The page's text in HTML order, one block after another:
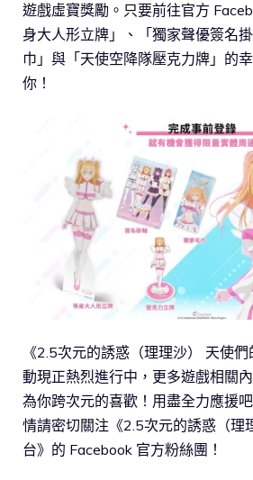
遊戲虛寶獎勵。只要前往官方
身大人形立牌」、「獨家聲優簽名
巾」與「天使空降隊壓克力牌」的
你！
《2.5次元的誘惑（理理沙） 天使
動現正熱烈進行中，更多遊戲相關
為你跨次元的喜歡！用盡全力應援
情請密切關注《2.5次元的誘惑（理
台》的 Facebook 官方粉絲團！